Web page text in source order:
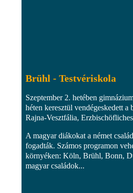
Brühl - Testvériskola
Szeptember 2. hetében
héten keresztül vendégeskedett
Rajna-Vesztfália,
A magyar diákokat a német
fogadták. Számos programon
környéken: Köln, Brühl, Bonn,
magyar családok...